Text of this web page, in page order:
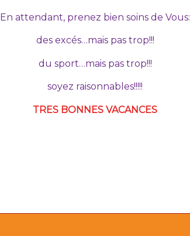
En attendant, prenez bien soins de Vous:
des excés…mais pas trop!!!
du sport…mais pas trop!!!
soyez raisonnables!!!!!
TRES BONNES VACANCES